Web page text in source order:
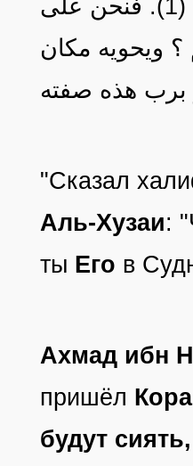
ترون ربكم كما ترون هذا القمر لا تضامون في رؤيته) (1). فنحن على
؟ ويحويه مكان
برب هذه صفته
"Сказал
Аль-Хузаи:
ты Его в
Ахмад ибн
пришёл
будут